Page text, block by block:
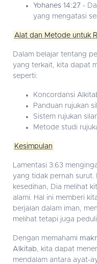
Yohanes 14:27 -
yang mengatasi
Alat dan Metode untuk
Dalam belajar tentang
yang terkait, kita dapat
seperti:
Koncordansi
Panduan rujukan
Sistem rujukan
Metode studi
Kesimpulan
Lamentasi 3:63
yang tidak pernah surut.
kesedihan, Dia melihat
alami. Hal ini memberi
berjalan dalam iman,
melihat tetapi juga
Dengan memahami
Alkitab, kita dapat
mendalam antara ayat-